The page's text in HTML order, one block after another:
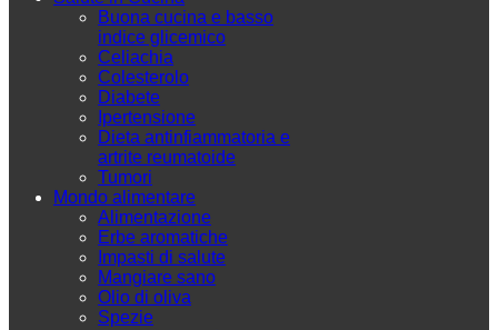
Buona cucina e basso
indice glicemico
Celiachia
Colesterolo
Diabete
Ipertensione
Dieta antinfiammatoria e
artrite reumatoide
Tumori
Mondo alimentare
Alimentazione
Erbe aromatiche
Impasti di salute
Mangiare sano
Olio di oliva
Spezie